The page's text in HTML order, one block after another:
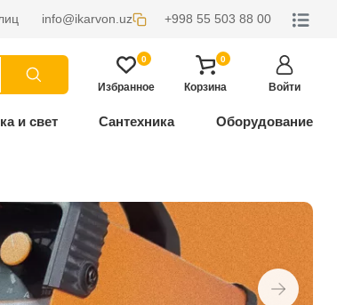
info@ikarvon.uz +998 55 503 88 00
0
Избранное
0
Корзина Войти
и свет Сантехника Оборудование